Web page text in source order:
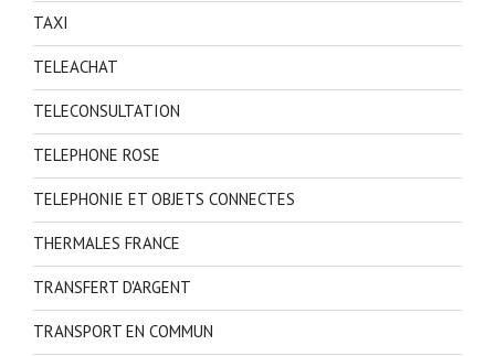
TAXI
TELEACHAT
TELECONSULTATION
TELEPHONE ROSE
TELEPHONIE ET OBJETS CONNECTES
THERMALES FRANCE
TRANSFERT D'ARGENT
TRANSPORT EN COMMUN